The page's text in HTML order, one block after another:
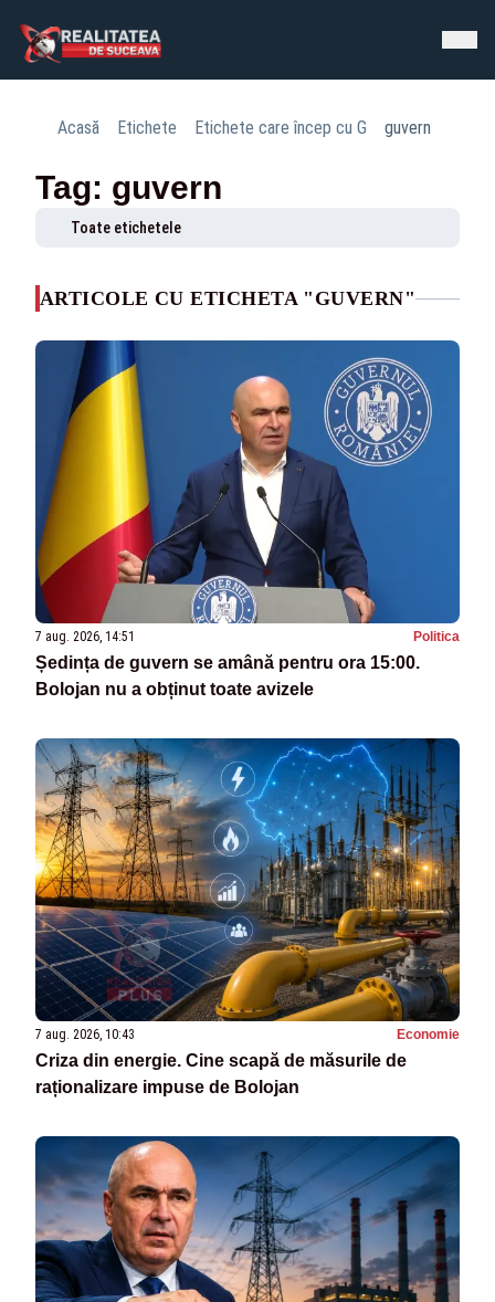
Acasă Etichete Etichete care încep cu G guvern
Tag: guvern
Toate etichetele
ARTICOLE CU ETICHETA "GUVERN"
7 aug. 2026, 14:51 Politica
Ședința de guvern se amână pentru ora 15:00.
Bolojan nu a obținut toate avizele
7 aug. 2026, 10:43 Economie
Criza din energie. Cine scapă de măsurile de
raționalizare impuse de Bolojan